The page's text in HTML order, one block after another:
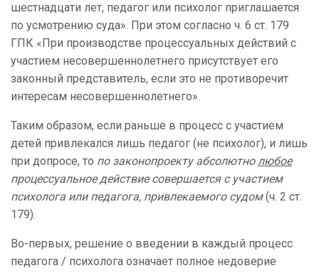
шестнадцати лет, педагог или психолог приглашается
по усмотрению суда». При этом согласно ч. 6 ст. 179
ГПК «При производстве процессуальных действий с
участием несовершеннолетнего присутствует его
законный представитель, если это не противоречит
интересам несовершеннолетнего».
Таким образом, если раньше в процесс с участием
детей привлекался лишь педагог (не психолог), и лишь
при допросе, то по законопроекту абсолютнолюбое
процессуальное действие совершается с участием
психолога или педагога, привлекаемого судом(ч. 2 ст.
179).
Во-первых, решение о введении в каждый процесс
педагога / психолога означает полное недоверие